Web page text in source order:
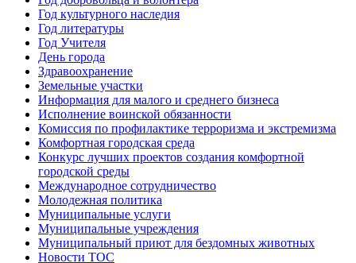
Год культурного наследия
Год литературы
Год Учителя
День города
Здравоохранение
Земельные участки
Информация для малого и среднего бизнеса
Исполнение воинской обязанности
Комиссия по профилактике терроризма и экстремизма
Комфортная городская среда
Конкурс лучших проектов создания комфортной
городской среды
Международное сотрудничество
Молодежная политика
Муниципальные услуги
Муниципальные учреждения
Муниципальный приют для бездомных животных
Новости ТОС